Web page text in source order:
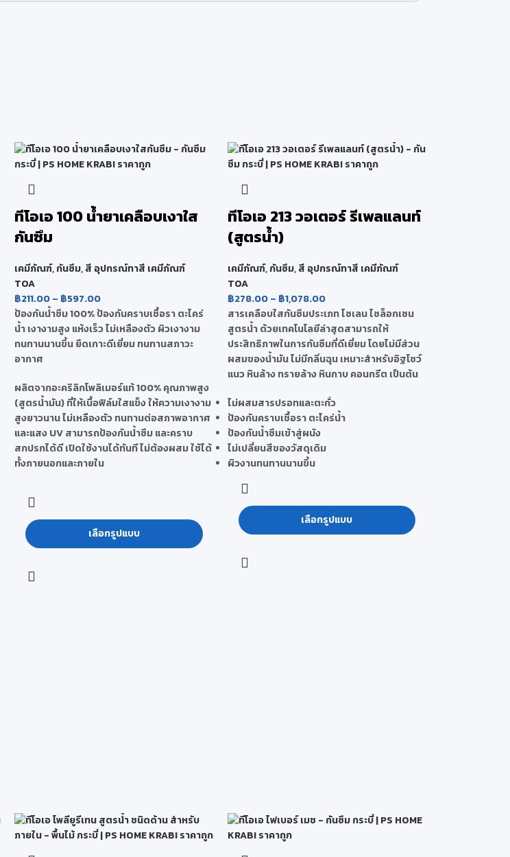
ทีโอเอ 100 น้ำยาเคลือบเงาใส
กันซึม
เคมีภัณฑ์,กันซึม,สี อุปกรณ์ทาสี เคมีภัณฑ์
TOA
฿211.00– ฿597.00
ป้องกันน้ำซึม 100% ป้องกันคราบเชื้อรา ตะไคร่
น้ำ เงางามสูง แห้งเร็ว ไม่เหลืองตัว ผิวเงางาม
ทนทานนานขึ้น ยึดเกาะดีเยี่ยม ทนทานสภาวะ
อากาศ
ผลิตจากอะคริลิกโพลิเมอร์แท้ 100% คุณภาพสูง
(สูตรน้ำมัน) ที่ให้เนื้อฟิล์มใสแข็ง ให้ความเงางาม
สูงยาวนาน ไม่เหลืองตัว ทนทานต่อสภาพอากาศ
และแสง UV สามารถป้องกันน้ำซึม และคราบ
สกปรกได้ดี เปิดใช้งานได้ทันที ไม่ต้องผสม ใช้ได้
ทั้งภายนอกและภายใน
เลือกรูปแบบ
ทีโอเอ 213 วอเตอร์ รีเพลแลนท์
(สูตรน้ำ)
เคมีภัณฑ์, กันซึม, สี อุปกรณ์ทาสี เคมีภัณฑ์
TOA
฿278.00 – ฿1,078.00
สารเคลือบใสกันซึมประเภท ไซเลน ไซล็อกเซน
สูตรน้ำ ด้วยเทคโนโลยีล่าสุดสามารถให้
ประสิทธิภาพในการกันซึมที่ดีเยี่ยม โดยไม่มีส่วน
ผสมของน้ำมัน ไม่มีกลิ่นฉุน เหมาะสำหรับอิฐโชว์
แนว หินล้าง ทรายล้าง หินกาบ คอนกรีต เป็นต้น
ไม่ผสมสารปรอทและตะกั่ว
ป้องกันคราบเชื้อรา ตะไคร่น้ำ
ป้องกันน้ำซึมเข้าสู่ผนัง
ไม่เปลี่ยนสีของวัสดุเดิม
ผิวงานทนทานนานขึ้น
เลือกรูปแบบ